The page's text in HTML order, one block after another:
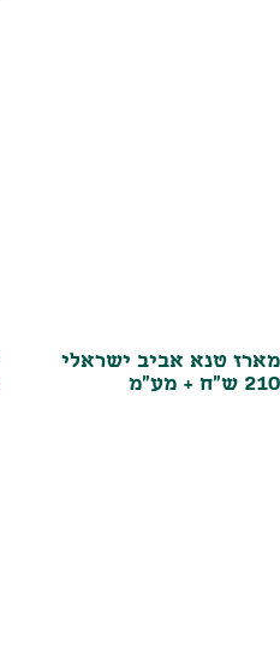
מארז טנא אביב ישראלי
210 ש"ח + מע"מ